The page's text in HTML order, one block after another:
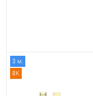
3 м.
8K